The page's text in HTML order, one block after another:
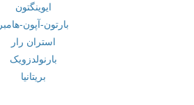
ایوینگتون
بارتون-آپون-هامبر
استران رار
بارنولدزویک
بریتانیا